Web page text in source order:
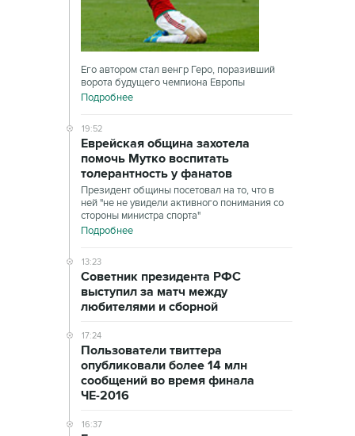
Его автором стал венгр Геро, поразивший
ворота будущего чемпиона Европы
Подробнее
19:52
Еврейская община захотела
помочь Мутко воспитать
толерантность у фанатов
Президент общины посетовал на то, что в
ней "не не увидели активного понимания со
стороны министра спорта"
Подробнее
13:23
Советник президента РФС
выступил за матч между
любителями и сборной
17:24
Пользователи твиттера
опубликовали более 14 млн
сообщений во время финала
ЧЕ-2016
16:37